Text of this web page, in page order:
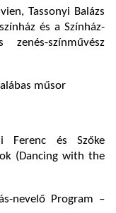
Tassonyi Balázs
és a Színház-
színművész
műsor
Ferenc és Szőke
(Dancing with the
nevelő Program –